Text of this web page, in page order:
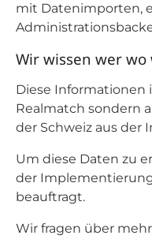
mit Datenimporten,
Wir wissen wer
Diese Informationen
Realmatch sondern
der Schweiz aus der
Um diese Daten zu
der
beauftragt.
Wir fragen über